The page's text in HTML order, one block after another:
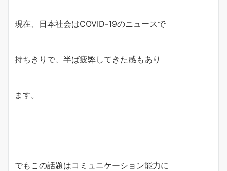
現在、日本社会はCOVID-19のニュースで
持ちきりで、半ば疲弊してきた感もあり
ます。
でもこの話題はコミュニケーション能力に